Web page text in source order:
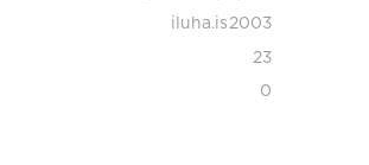
iluha.is2003
23
0